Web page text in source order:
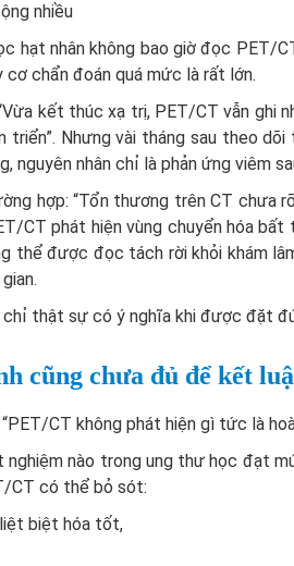
nhiều
hạt nhân không bao giờ đọc PET/
cơ chẩn đoán quá mức là rất lớn.
kết thúc xạ trị, PET/CT vẫn ghi
triển”. Nhưng vài tháng sau theo
nguyên nhân chỉ là phản ứng viêm
hợp: “Tổn thương trên CT chưa
CT phát hiện vùng chuyển hóa
thể được đọc tách rời khỏi khám
thật sự có ý nghĩa khi được đặt
cũng chưa đủ để kết
CT không phát hiện gì tức là
nào trong ung thư học đạt
CT có thể bỏ sót:
biệt hóa tốt,